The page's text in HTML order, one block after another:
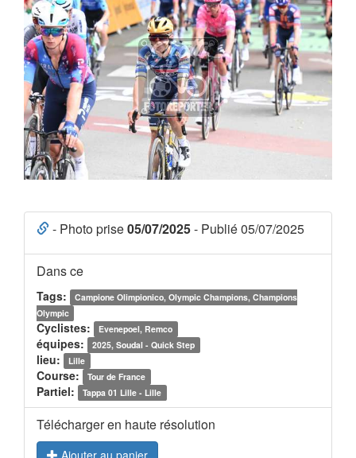
- Photo prise05/07/2025- Publié 05/07/2025
Dans ce
Tags:
Campione Olimpionico, Olympic Champions, Champions
Olympic
Cyclistes: Evenepoel, Remco
équipes: 2025, Soudal - Quick Step
lieu: Lille
Course: Tour de France
Partiel: Tappa 01 Lille - Lille
Télécharger en haute résolution